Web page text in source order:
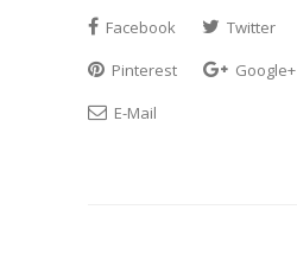
Facebook Twitter
Pinterest
Google+
E-Mail